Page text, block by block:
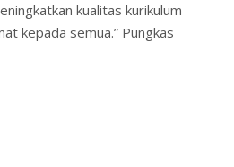
kualitas kurikulum
kepada semua.” Pungkas